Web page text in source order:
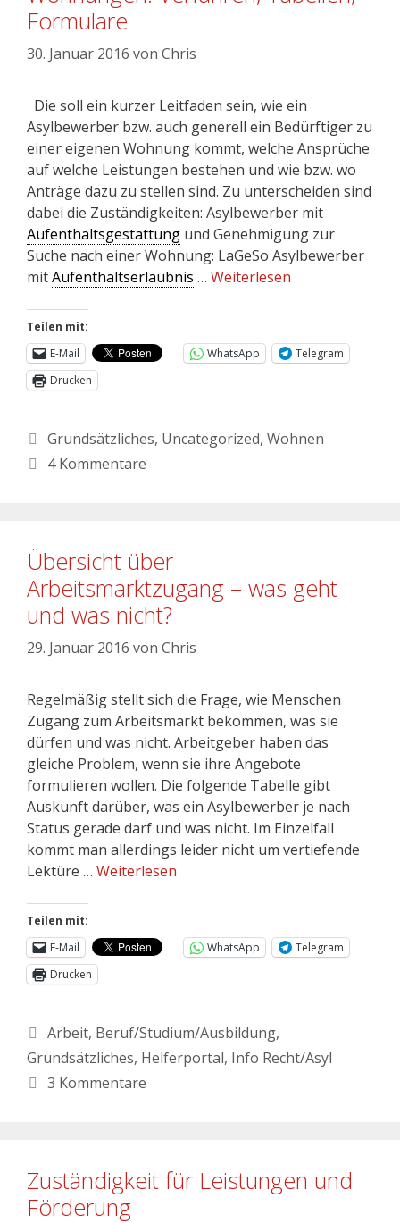
Formulare
30. Januar 2016 von Chris
Die soll ein kurzer Leitfaden sein, wie ein
Asylbewerber bzw. auch generell ein Bedürftiger zu
einer eigenen Wohnung kommt, welche Ansprüche
auf welche Leistungen bestehen und wie bzw. wo
Anträge dazu zu stellen sind. Zu unterscheiden sind
dabei die Zuständigkeiten: Asylbewerber mit
Aufenthaltsgestattung und Genehmigung zur
Suche nach einer Wohnung: LaGeSo Asylbewerber
mitAufenthaltserlaubnis … Weiterlesen
Teilen mit:
E-Mail
WhatsApp
Telegram
Drucken
Grundsätzliches, Uncategorized, Wohnen
4 Kommentare
Übersicht über
Arbeitsmarktzugang – was geht
und was nicht?
29. Januar 2016 von Chris
Regelmäßig stellt sich die Frage, wie Menschen
Zugang zum Arbeitsmarkt bekommen, was sie
dürfen und was nicht. Arbeitgeber haben das
gleiche Problem, wenn sie ihre Angebote
formulieren wollen. Die folgende Tabelle gibt
Auskunft darüber, was ein Asylbewerber je nach
Status gerade darf und was nicht. Im Einzelfall
kommt man allerdings leider nicht um vertiefende
Lektüre … Weiterlesen
Teilen mit:
E-Mail
WhatsApp
Telegram
Drucken
Arbeit, Beruf/Studium/Ausbildung,
Grundsätzliches, Helferportal, Info Recht/Asyl
3 Kommentare
Zuständigkeit für Leistungen und
Förderung